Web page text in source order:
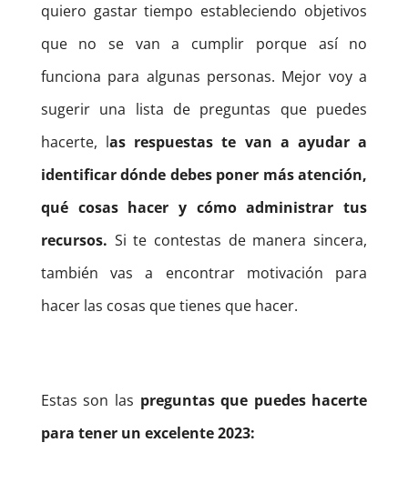
quiero gastar tiempo estableciendo objetivos
que no se van a cumplir porque así no
funciona para algunas personas. Mejor voy a
sugerir una lista de preguntas que puedes
hacerte, las respuestas te van a ayudar a
identificar dónde debes poner más atención,
qué cosas hacer y cómo administrar tus
recursos. Si te contestas de manera sincera,
también vas a encontrar motivación para
hacer las cosas que tienes que hacer.
Estas son las preguntas que puedes hacerte
para tener un excelente 2023: